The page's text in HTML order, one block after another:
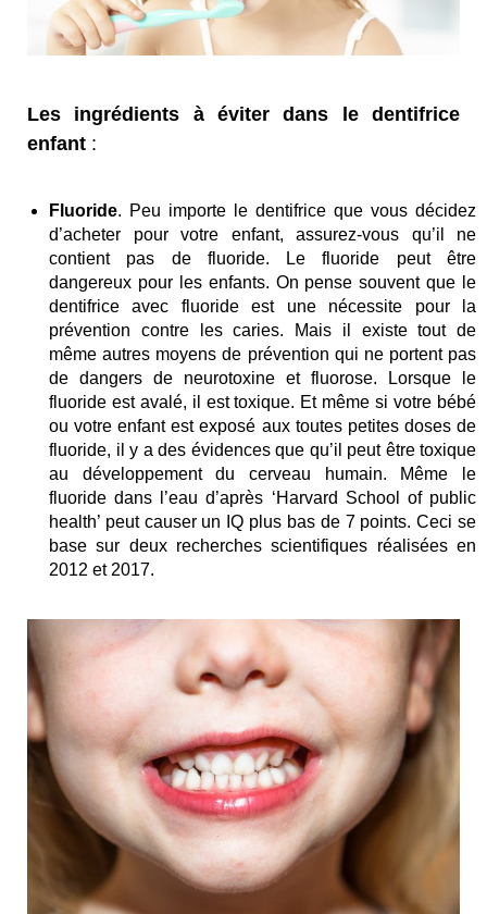
Les ingrédients à éviter dans le dentifrice
enfant :
Fluoride. Peu importe le dentifrice que vous décidez
d’acheter pour votre enfant, assurez-vous qu’il ne
contient pas de fluoride. Le fluoride peut être
dangereux pour les enfants. On pense souvent que le
dentifrice avec fluoride est une nécessite pour la
prévention contre les caries. Mais il existe tout de
même autres moyens de prévention qui ne portent pas
de dangers de neurotoxine et fluorose. Lorsque le
fluoride est avalé, il est toxique. Et même si votre bébé
ou votre enfant est exposé aux toutes petites doses de
fluoride, il y a des évidences que qu’il peut être toxique
au développement du cerveau humain. Même le
fluoride dans l’eau d’après ‘Harvard School of public
health’ peut causer un IQ plus bas de 7 points. Ceci se
base sur deux recherches scientifiques réalisées en
2012 et 2017.